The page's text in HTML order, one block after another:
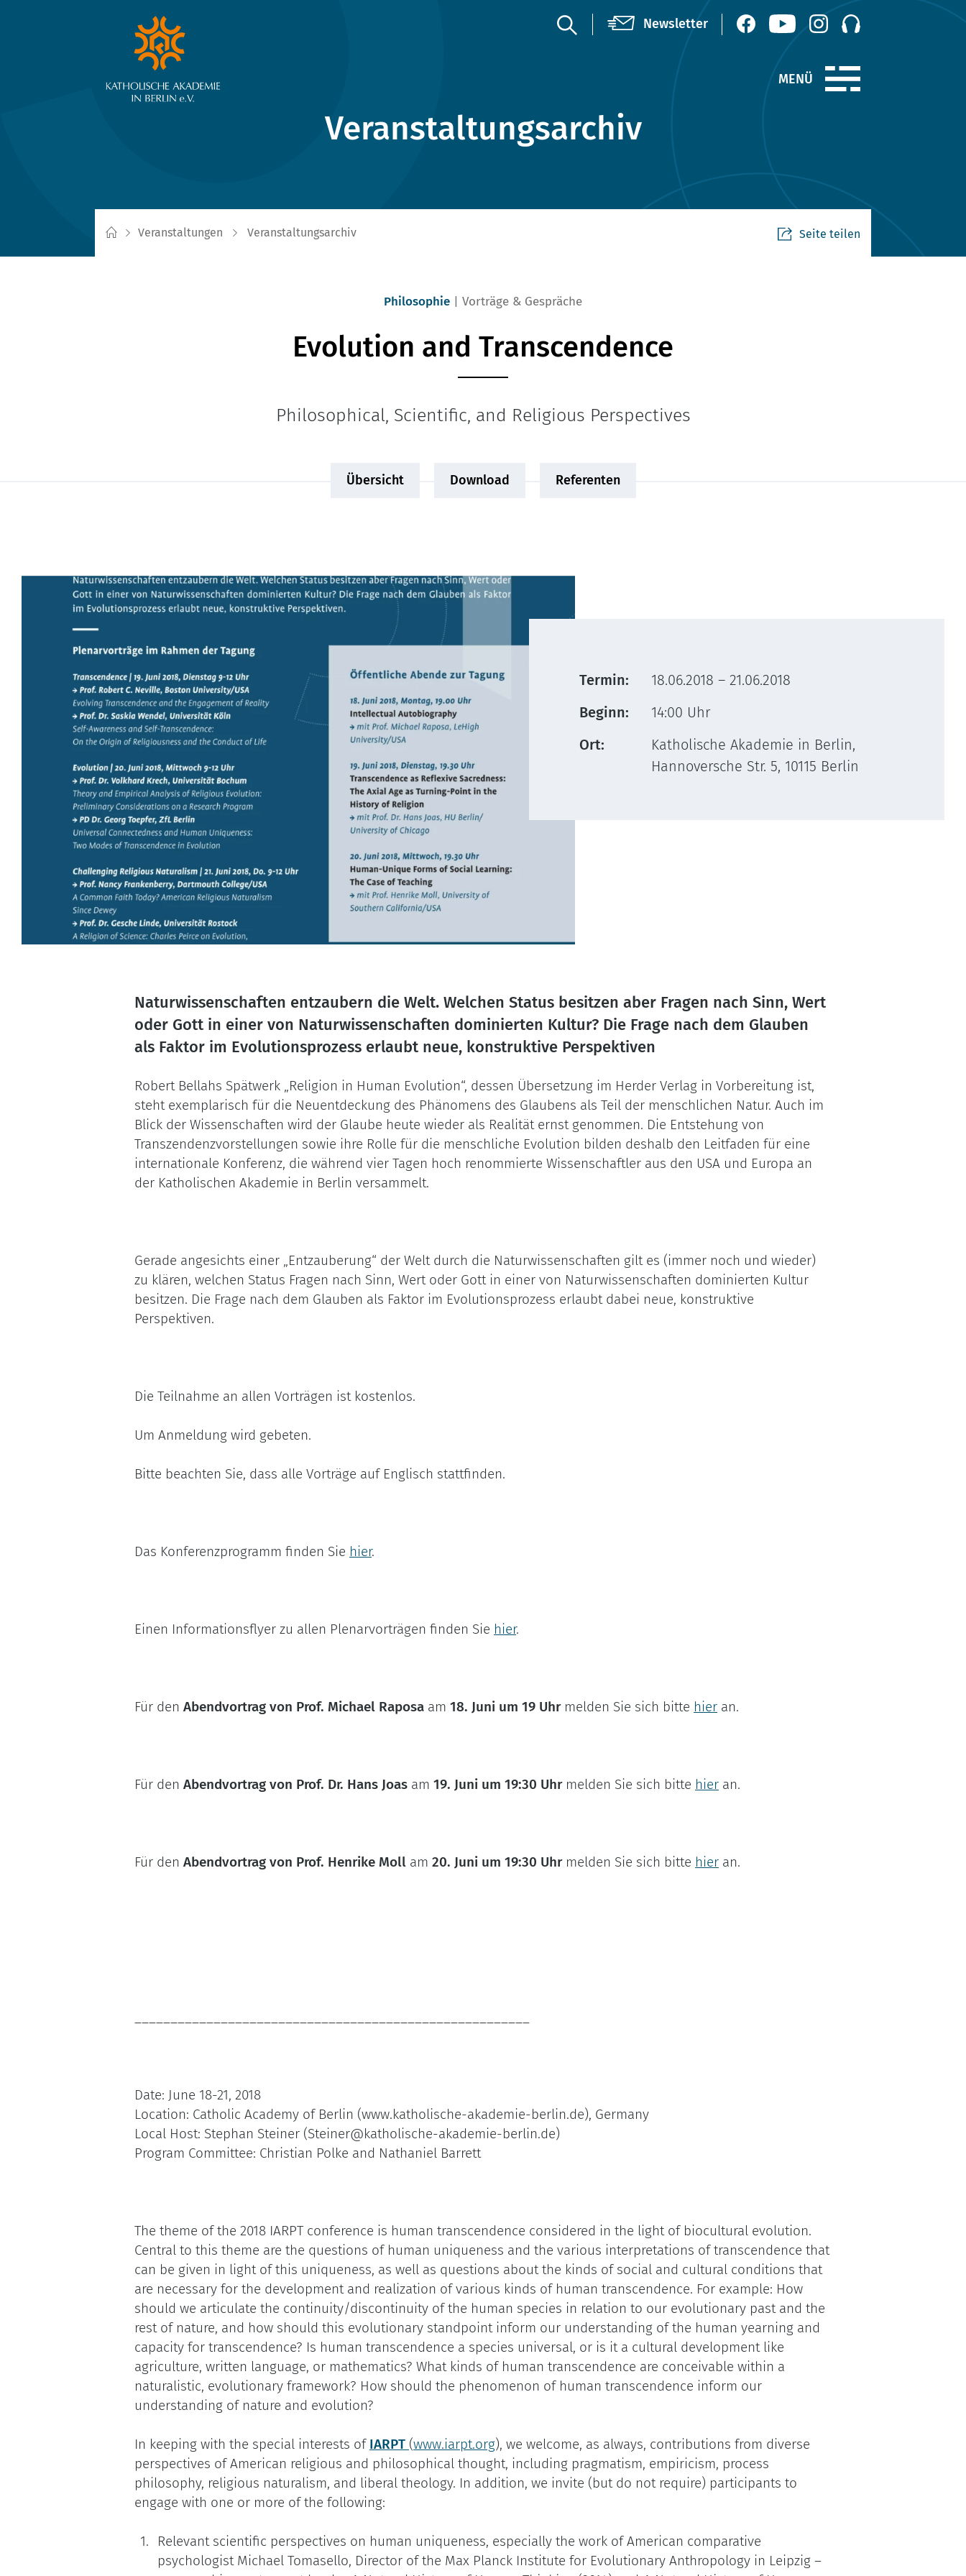
Veranstaltungsarchiv
Veranstaltungen Veranstaltungsarchiv Seite teilen
Philosophie Vorträge & Gespräche
Evolution and Transcendence
Philosophical, Scientific, and Religious Perspectives
Übersicht Download Referenten
Termin:
18.06.2018 – 21.06.2018
Beginn:
14:00 Uhr
Ort:
Katholische Akademie in Berlin,
Hannoversche Str. 5, 10115 Berlin
Naturwissenschaften entzaubern die Welt. Welchen Status besitzen aber Fragen nach Sinn, Wert
oder Gott in einer von Naturwissenschaften dominierten Kultur? Die Frage nach dem Glauben
als Faktor im Evolutionsprozess erlaubt neue, konstruktive Perspektiven
Robert Bellahs Spätwerk „Religion in Human Evolution“, dessen Übersetzung im Herder Verlag in Vorbereitung ist,
steht exemplarisch für die Neuentdeckung des Phänomens des Glaubens als Teil der menschlichen Natur. Auch im
Blick der Wissenschaften wird der Glaube heute wieder als Realität ernst genommen. Die Entstehung von
Transzendenzvorstellungen sowie ihre Rolle für die menschliche Evolution bilden deshalb den Leitfaden für eine
internationale Konferenz, die während vier Tagen hoch renommierte Wissenschaftler aus den USA und Europa an
der Katholischen Akademie in Berlin versammelt.
Gerade angesichts einer „Entzauberung“ der Welt durch die Naturwissenschaften gilt es (immer noch und wieder)
zu klären, welchen Status Fragen nach Sinn, Wert oder Gott in einer von Naturwissenschaften dominierten Kultur
besitzen. Die Frage nach dem Glauben als Faktor im Evolutionsprozess erlaubt dabei neue, konstruktive
Perspektiven.
Die Teilnahme an allen Vorträgen ist kostenlos.
Um Anmeldung wird gebeten.
Bitte beachten Sie, dass alle Vorträge auf Englisch stattfinden.
Das Konferenzprogramm finden Sie hier.
Einen Informationsflyer zu allen Plenarvorträgen finden Sie hier.
Für den Abendvortrag von Prof. Michael Raposa am 18. Juni um 19 Uhrmelden Sie sich bitte hier an.
Für den Abendvortrag von Prof. Dr. Hans Joas am 19. Juni um 19:30 Uhrmelden Sie sich bitte hier an.
Für den Abendvortrag von Prof. Henrike Moll am 20. Juni um 19:30 Uhrmelden Sie sich bitte hier an.
Date: June 18-21, 2018
Location: Catholic Academy of Berlin (www.katholische-akademie-berlin.de), Germany
Local Host: Stephan Steiner (Steiner@katholische-akademie-berlin.de)
Program Committee: Christian Polke and Nathaniel Barrett
The theme of the 2018 IARPT conference is human transcendence considered in the light of biocultural evolution.
Central to this theme are the questions of human uniqueness and the various interpretations of transcendence that
can be given in light of this uniqueness, as well as questions about the kinds of social and cultural conditions that
are necessary for the development and realization of various kinds of human transcendence. For example: How
should we articulate the continuity/discontinuity of the human species in relation to our evolutionary past and the
rest of nature, and how should this evolutionary standpoint inform our understanding of the human yearning and
capacity for transcendence? Is human transcendence a species universal, or is it a cultural development like
agriculture, written language, or mathematics? What kinds of human transcendence are conceivable within a
naturalistic, evolutionary framework? How should the phenomenon of human transcendence inform our
understanding of nature and evolution?
In keeping with the special interests of IARPT (www.iarpt.org), we welcome, as always, contributions from diverse
perspectives of American religious and philosophical thought, including pragmatism, empiricism, process
philosophy, religious naturalism, and liberal theology. In addition, we invite (but do not require) participants to
engage with one or more of the following:
Relevant scientific perspectives on human uniqueness, especially the work of American comparative
psychologist Michael Tomasello, Director of the Max Planck Institute for Evolutionary Anthropology in Leipzig –